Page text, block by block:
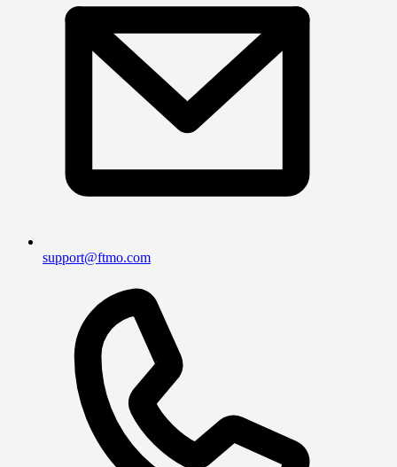
support@ftmo.com